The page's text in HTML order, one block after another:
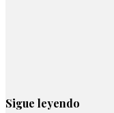
Sigue leyendo